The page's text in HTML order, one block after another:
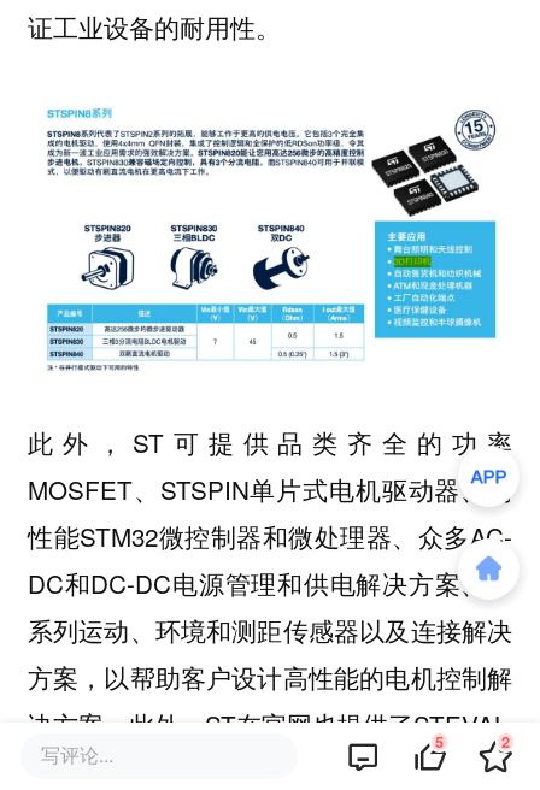
证工业设备的耐用性。
此外，ST可提供品类齐全的功率
MOSFET、STSPIN单片式电机驱动器、高
性能STM32微控制器和微处理器、众多AC-
DC和DC-DC电源管理和供电解决方案、一
系列运动、环境和测距传感器以及连接解决
方案，以帮助客户设计高性能的电机控制解
决方案。此外，ST在官网也提供了STEVAL-
3DP001V1等参考设计。
写评论... 5 2